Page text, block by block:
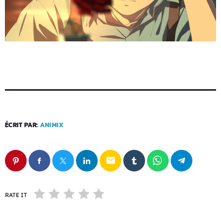
ÉCRIT PAR: ANIMIX
email
RATE IT